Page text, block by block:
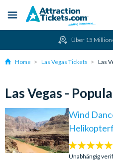
content
Menu
Über 15
Home Las Vegas Tickets Las
Las Vegas -
Wind
4.9
Sterne:
Unabhängig